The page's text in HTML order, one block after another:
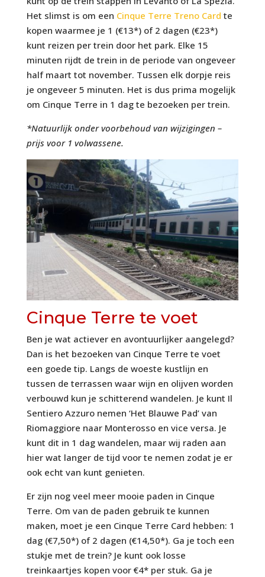
Het slimst is om een Cinque Terre Treno Card te
kopen waarmee je 1 (€13*) of 2 dagen (€23*)
kunt reizen per trein door het park. Elke 15
minuten rijdt de trein in de periode van ongeveer
half maart tot november. Tussen elk dorpje reis
je ongeveer 5 minuten. Het is dus prima mogelijk
om Cinque Terre in 1 dag te bezoeken per trein.
*Natuurlijk onder voorbehoud van wijzigingen –
prijs voor 1 volwassene.
Cinque Terre te voet
Ben je wat actiever en avontuurlijker aangelegd?
Dan is het bezoeken van Cinque Terre te voet
een goede tip. Langs de woeste kustlijn en
tussen de terrassen waar wijn en olijven worden
verbouwd kun je schitterend wandelen. Je kunt Il
Sentiero Azzuro nemen ‘Het Blauwe Pad’ van
Riomaggiore naar Monterosso en vice versa. Je
kunt dit in 1 dag wandelen, maar wij raden aan
hier wat langer de tijd voor te nemen zodat je er
ook echt van kunt genieten.
Er zijn nog veel meer mooie paden in Cinque
Terre. Om van de paden gebruik te kunnen
maken, moet je een Cinque Terre Card hebben: 1
dag (€7,50*) of 2 dagen (€14,50*). Ga je toch een
stukje met de trein? Je kunt ook losse
treinkaartjes kopen voor €4* per stuk. Ga je